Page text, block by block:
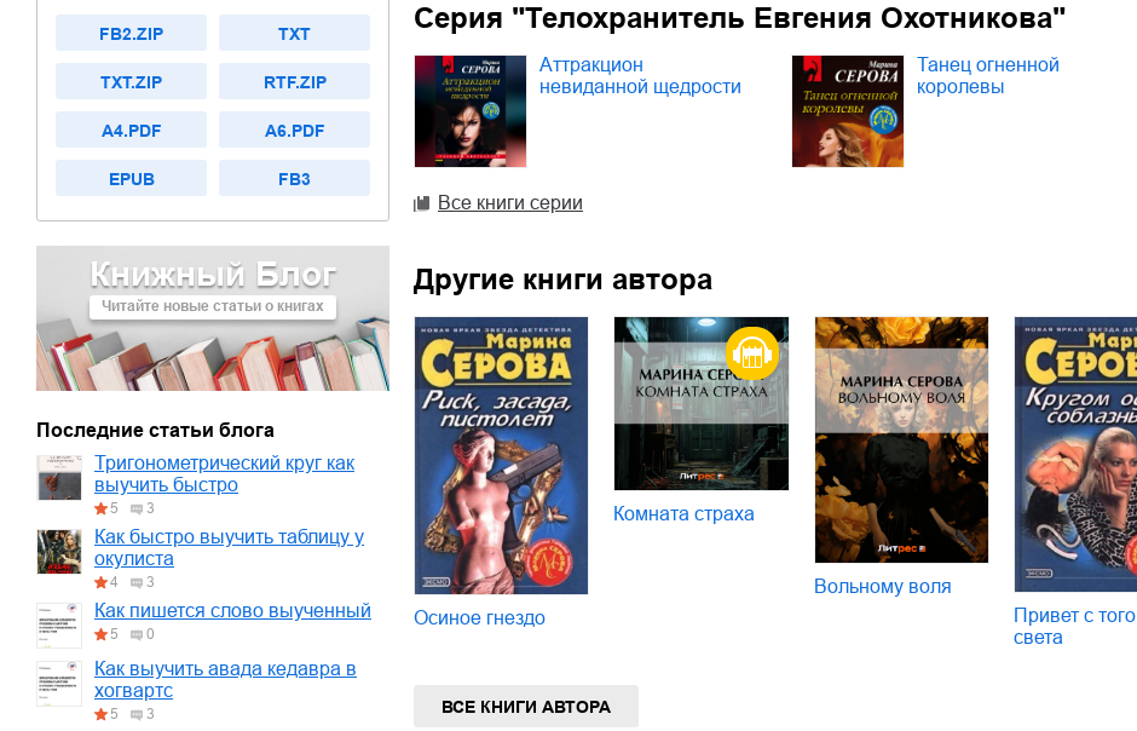
FB2.ZIP TXT
TXT.ZIP RTF.ZIP
A4.PDF A6.PDF
EPUB FB3
Книжный Блог
Читайте новые статьи о книгах
Последние статьи блога
Тригонометрический круг как
выучить быстро
5 3
Как быстро выучить таблицу у
окулиста
4 3
Как пишется слово выученный
5 0
Как выучить авада кедавра в
хогвартс
5 3
Серия "Телохранитель Евгения Охотникова"
Аттракцион
невиданной щедрости
Танец огненной
королевы
Все книги серии
Другие книги автора
Осиное гнездо
Комната страха
Вольному воля
Привет с того
света
ВСЕ КНИГИ АВТОРА